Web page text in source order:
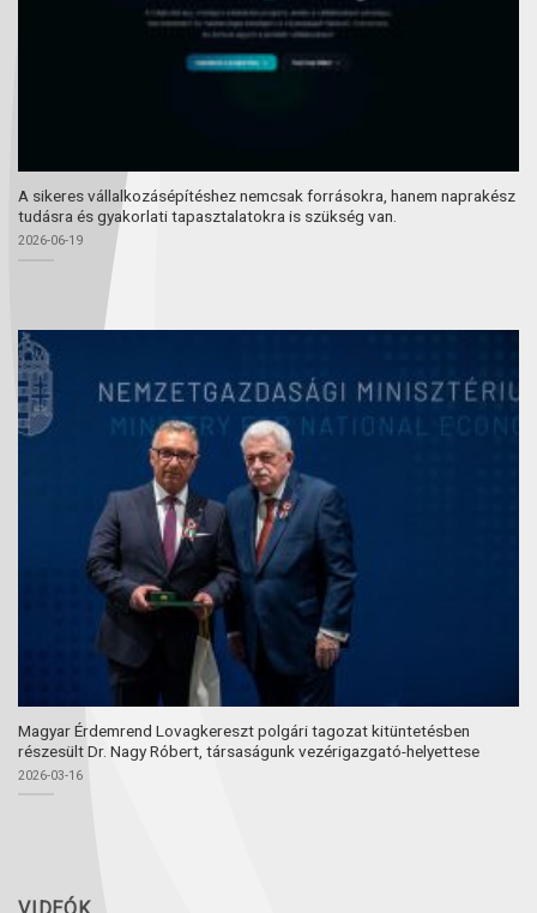
A sikeres vállalkozásépítéshez nemcsak forrásokra, hanem naprakész
tudásra és gyakorlati tapasztalatokra is szükség van.
2026-06-19
Magyar Érdemrend Lovagkereszt polgári tagozat kitüntetésben
részesült Dr. Nagy Róbert, társaságunk vezérigazgató-helyettese
2026-03-16
VIDEÓK